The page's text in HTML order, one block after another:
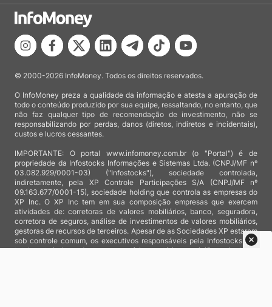
© 2000-2026 InfoMoney. Todos os direitos reservados.
O InfoMoney preza a qualidade da informação e atesta a apuração de
todo o conteúdo produzido por sua equipe, ressaltando, no entanto, que
não faz qualquer tipo de recomendação de investimento, não se
responsabilizando por perdas, danos (diretos, indiretos e incidentais),
custos e lucros cessantes.
IMPORTANTE: O portal www.infomoney.com.br (o "Portal") é de
propriedade da Infostocks Informações e Sistemas Ltda. (CNPJ/MF nº
03.082.929/0001-03) ("Infostocks"), sociedade controlada,
indiretamente, pela XP Controle Participações S/A (CNPJ/MF nº
09.163.677/0001-15), sociedade holding que controla as empresas do
XP Inc. O XP Inc tem em sua composição empresas que exercem
atividades de: corretoras de valores mobiliários, banco, seguradora,
corretora de seguros, análise de investimentos de valores mobiliários,
gestoras de recursos de terceiros. Apesar de as Sociedades XP estarem
sob controle comum, os executivos responsáveis pela Infostocks são
totalmente independentes e as notícias, matérias e opiniões veiculadas